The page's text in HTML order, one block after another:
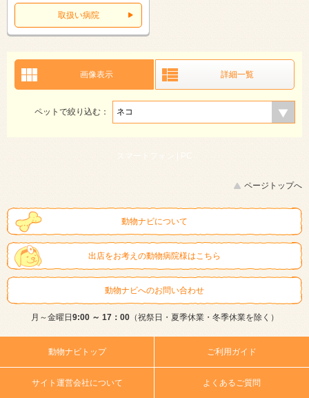
取扱い病院
画像表示 詳細一覧
ペットで絞り込む：
スマートフォン |
ページトップへ
動物ナビについて
出店をお考えの動物病院様はこちら
動物ナビへのお問い合わせ
月～金曜日 9:00 ～ 17：00（祝祭日・夏季休業・冬季休業を除く）
動物ナビトップ ご利用ガイド
サイト運営会社について よくあるご質問